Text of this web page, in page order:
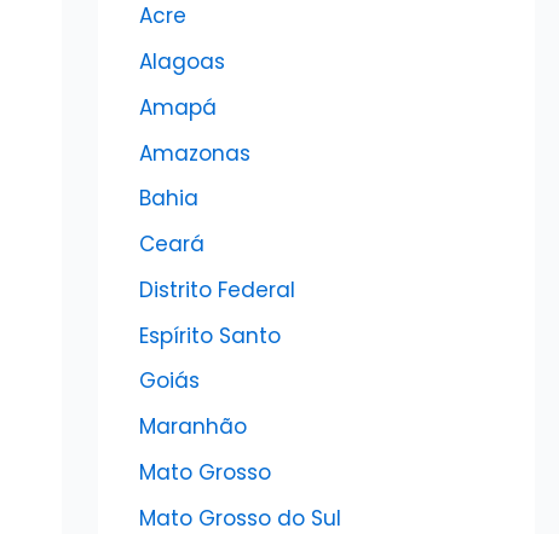
Acre
Alagoas
Amapá
Amazonas
Bahia
Ceará
Distrito Federal
Espírito Santo
Goiás
Maranhão
Mato Grosso
Mato Grosso do Sul